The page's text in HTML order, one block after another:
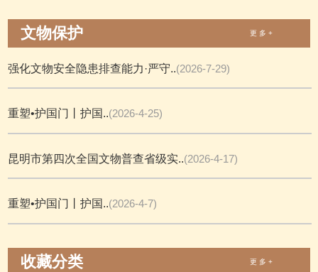
文物保护 更 多 +
强化文物安全隐患排查能力·严守..(2026-7-29)
重塑•护国门丨护国..(2026-4-25)
昆明市第四次全国文物普查省级实..(2026-4-17)
重塑•护国门丨护国..(2026-4-7)
收藏分类 更 多 +